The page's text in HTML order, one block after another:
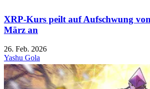
XRP-Kurs peilt auf Aufschwung
März an
26. Feb. 2026
Yashu Gola